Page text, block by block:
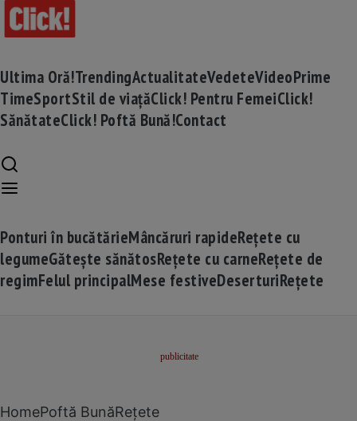
Ultima Oră!TrendingActualitateVedeteVideoPrime
TimeSportStil de viațăClick! Pentru FemeiClick!
SănătateClick! Poftă Bună!Contact
Ponturi în bucătărieMâncăruri rapideRețete cu
legumeGătește sănătosRețete cu carneRețete de
regimFelul principalMese festiveDeserturiRețete
HomePoftă BunăRețete